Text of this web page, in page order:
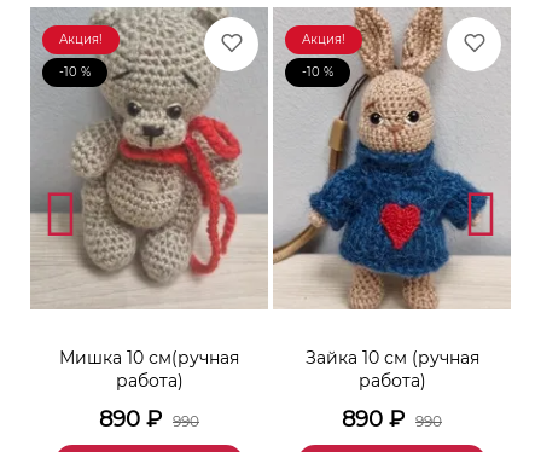
Акция!
-10 %
Мишка 10 см(ручная
работа)
890 ₽ 990
Акция!
-10 %
Зайка 10 см (ручная
работа)
890 ₽ 990